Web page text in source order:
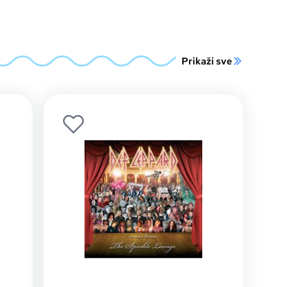
Prikaži sve